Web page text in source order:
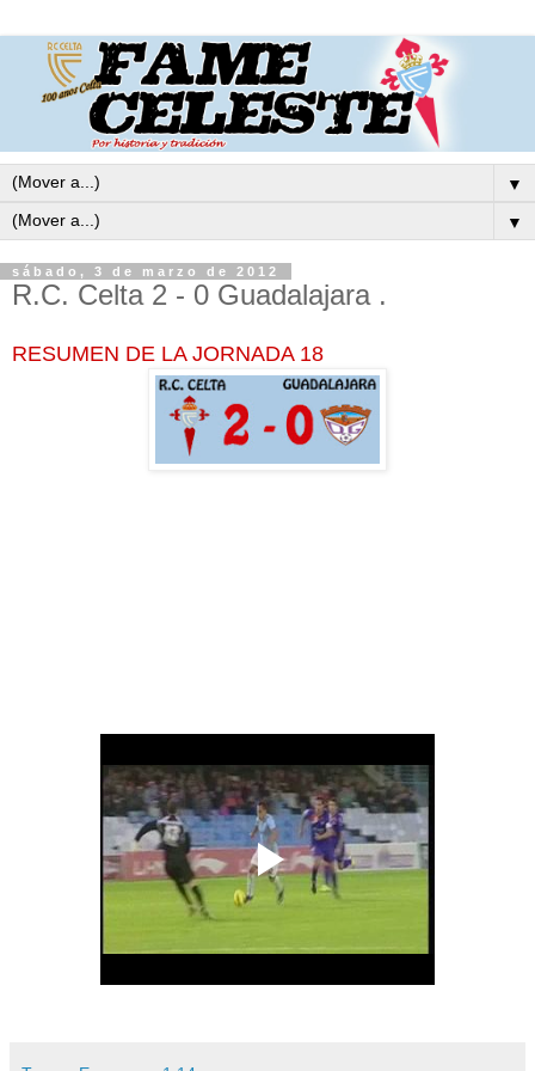
▼
▼
sábado, 3 de marzo de 2012
R.C. Celta 2 - 0 Guadalajara .
RESUMEN DE LA JORNADA 18